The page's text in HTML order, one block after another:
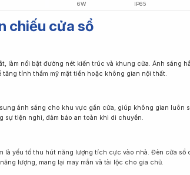
6W IP65
chiếu cửa sổ
làm nổi bật đường nét kiến trúc và khung cửa. Ánh sáng
tính thẩm mỹ mặt tiền hoặc không gian nội thất.
ánh sáng cho khu vực gần cửa, giúp không gian luôn
sự tiện nghi, đảm bảo an toàn khi di chuyển.
là yếu tố thu hút năng lượng tích cực vào nhà. Đèn cửa
lượng, mang lại may mắn và tài lộc cho gia chủ.